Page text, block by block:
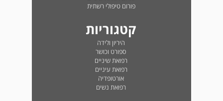
פורום טיפולי רשתית
קטגוריות
היריון ולידה
ספורט וכושר
רפואת שיניים
רפואת עיניים
אורטופדיה
רפואת נשים